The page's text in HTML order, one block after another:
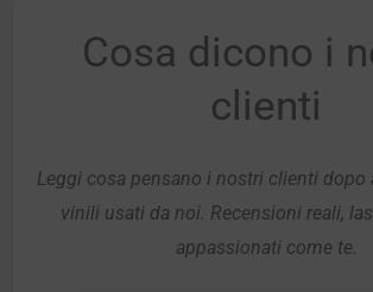
Cosa dicono i
clienti
Leggi cosa pensano i nostri clienti dopo
vinili usati da noi. Recensioni reali,
appassionati come te.